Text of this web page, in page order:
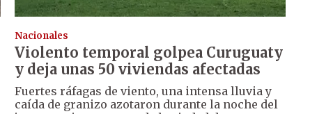
Nacionales
Violento temporal golpea Curuguaty
y deja unas 50 viviendas afectadas
Fuertes ráfagas de viento, una intensa lluvia y
caída de granizo azotaron durante la noche del